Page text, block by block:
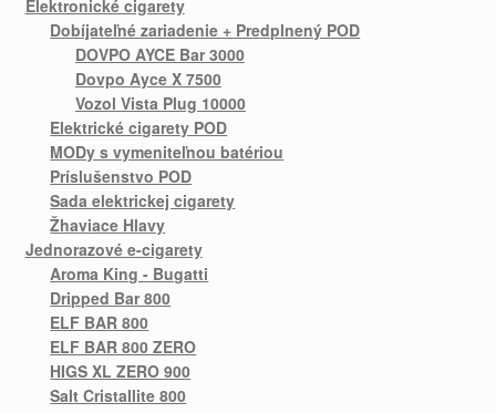
Elektronické cigarety
Dobíjateľné zariadenie + Predplnený POD
DOVPO AYCE Bar 3000
Dovpo Ayce X 7500
Vozol Vista Plug 10000
Elektrické cigarety POD
MODy s vymeniteľnou batériou
Príslušenstvo POD
Sada elektrickej cigarety
Žhaviace Hlavy
Jednorazové e-cigarety
Aroma King - Bugatti
Dripped Bar 800
ELF BAR 800
ELF BAR 800 ZERO
HIGS XL ZERO 900
Salt Cristallite 800